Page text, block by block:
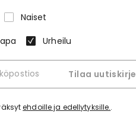
Naiset
Urheilu
Tilaa uutiskirje
ehdoille ja edellytyksille..